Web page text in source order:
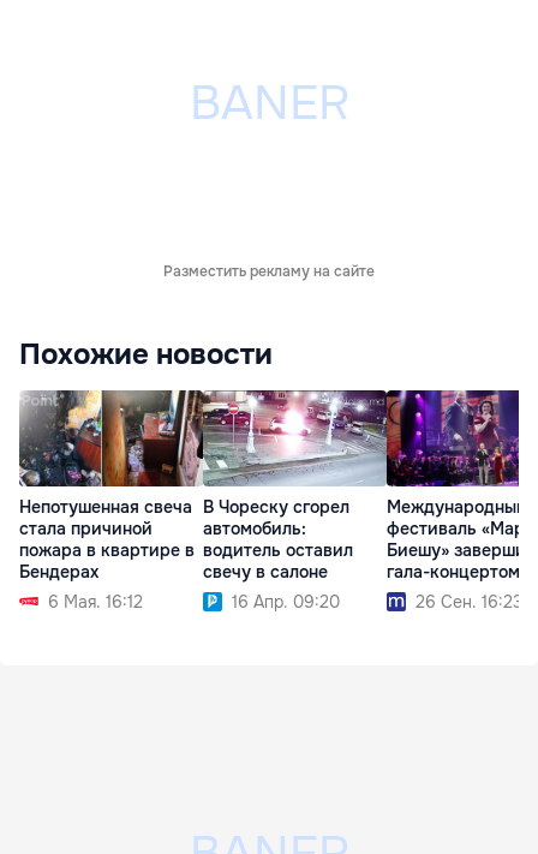
Разместить рекламу на сайте
Похожие новости
Непотушенная свеча
стала причиной
пожара в квартире в
Бендерах
6 Мая. 16:12
В Чореску сгорел
автомобиль:
водитель оставил
свечу в салоне
16 Апр. 09:20
Международный
фестиваль
Биешу»
гала-концертом
26 Сен. 16:23